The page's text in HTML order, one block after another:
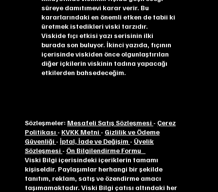
süreye damıtımevi karar verir. Bu
kararlarındaki en önemli etken de tabii ki
üretmek istedikleri viski tarzıdır.
Viskide fıçı etkisi yazı serisinin ilki
burada son buluyor. İkinci yazıda, fıçının
içerisinde viskiden önce olgunlaştırılan
diğer içkilerin viskinin tadına yapacağı
etkilerden bahsedeceğim.
Sözleşmeler: Mesafeli Satış Sözleşmesi - Çerez
Politikası - KVKK Metni - Gizlilik ve Ödeme
Güvenliği -İptal, İade ve Değişim - Üyelik
Sözleşmesi - Ön Bilgilendirme Formu
Viski Bilgi içerisindeki içeriklerin tamamı
kişiseldir. Paylaşımlar herhangi bir şekilde
tanıtım, reklam, satış ve özendirme amacı
taşımamaktadır. Viski Bilgi çatısı altındaki her